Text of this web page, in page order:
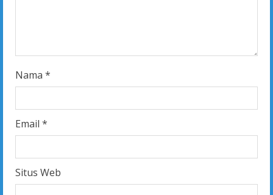
Nama *
Email *
Situs Web